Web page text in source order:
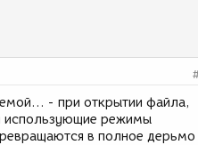
- при открытии файла,
использующие режимы
в полное дерьмо